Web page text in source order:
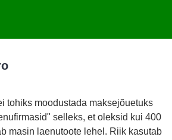
tohiks moodustada maksejõuetuks
selleks, et oleksid kui 400
masin laenutoote lehel. Riik kasutab